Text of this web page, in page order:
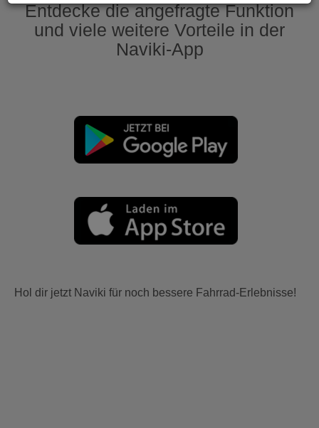
Entdecke die angefragte Funktion
und viele weitere Vorteile in der
Naviki-App
Hol dir jetzt Naviki für noch bessere Fahrrad-Erlebnisse!